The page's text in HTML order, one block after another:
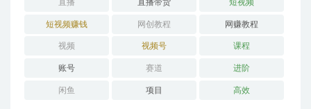
直播 直播带货 短视频
短视频赚钱 网创教程 网赚教程
视频 视频号 课程
账号 赛道 进阶
闲鱼 项目 高效